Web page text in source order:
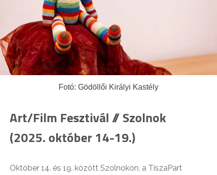
Fotó: Gödöllői Királyi Kastély
Art/Film Fesztivál // Szolnok
(2025. október 14-19.)
Október 14. és 19. között Szolnokon, a TiszaPart